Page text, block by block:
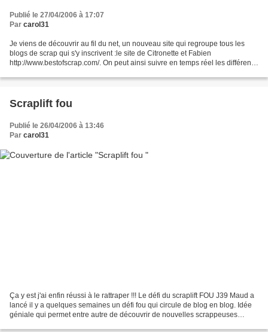
Publié le 27/04/2006 à 17:07
Par carol31
Je viens de découvrir au fil du net, un nouveau site qui regroupe tous les
blogs de scrap qui s'y inscrivent :le site de Citronette et Fabien
http://www.bestofscrap.com/. On peut ainsi suivre en temps réel les différents
Scraplift fou
Publié le 26/04/2006 à 13:46
Par carol31
Ça y est j'ai enfin réussi à le rattraper !!! Le défi du scraplift FOU J39 Maud a
lancé il y a quelques semaines un défi fou qui circule de blog en blog. Idée
géniale qui permet entre autre de découvrir de nouvelles scrappeuses